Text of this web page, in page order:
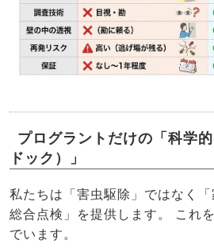
プログラントだけの「科学
ドック）」
私たちは「害虫駆除」ではなく
総合点検」を提供します。 これ
でいます。